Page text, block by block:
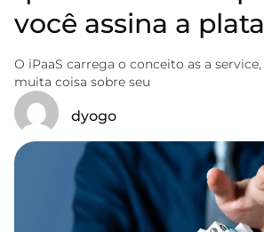
você assina a
O iPaaS carrega o conceito as a
muita coisa sobre seu
dyogo